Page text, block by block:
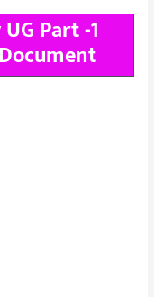
Part -1